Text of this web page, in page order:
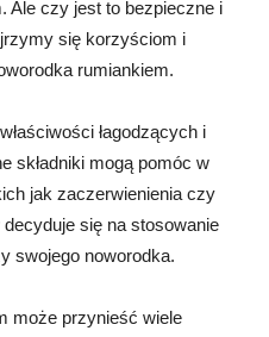
Ale czy jest to bezpieczne i
się korzyściom i
rumiankiem.
łagodzących i
składniki mogą pomóc w
jak zaczerwienienia czy
się na stosowanie
swojego noworodka.
może przynieść wiele